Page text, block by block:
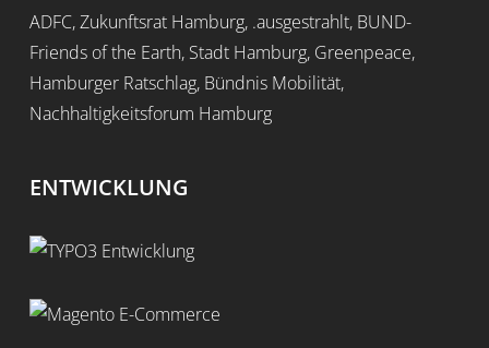
ADFC, Zukunftsrat Hamburg, .ausgestrahlt, BUND-
Friends of the Earth, Stadt Hamburg, Greenpeace,
Hamburger Ratschlag, Bündnis Mobilität,
Nachhaltigkeitsforum Hamburg
ENTWICKLUNG